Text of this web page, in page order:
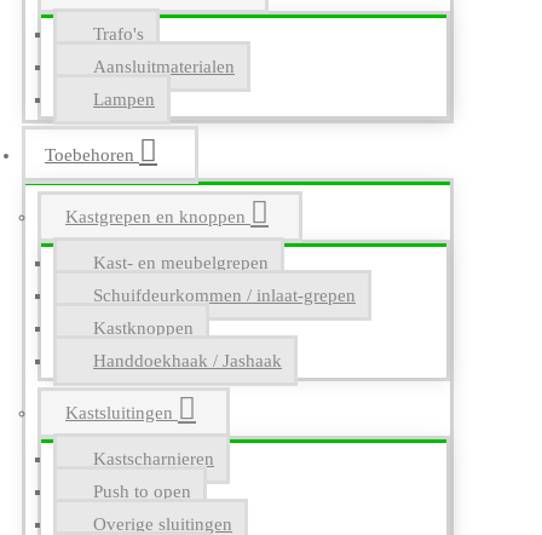
Trafo's
Aansluitmaterialen
Lampen
Toebehoren
Kastgrepen en knoppen
Kast- en meubelgrepen
Schuifdeurkommen / inlaat-grepen
Kastknoppen
Handdoekhaak / Jashaak
Kastsluitingen
Kastscharnieren
Push to open
Overige sluitingen